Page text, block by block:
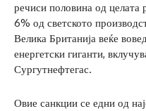
речиси половина од
6% од светското
Велика Британија веќе
енергетски гиганти,
Сургутнефтегас.
Овие санкции се едни од